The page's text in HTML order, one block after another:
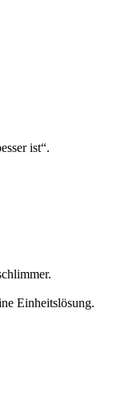
ist“.
Einheitslösung.